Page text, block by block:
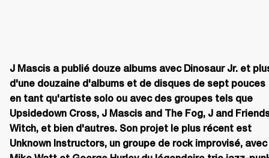
J Mascis a publié douze albums avec Dinosaur Jr. et
d'une douzaine d'albums et de disques de sept pouces
en tant qu'artiste solo ou avec des groupes tels que
Upsidedown Cross, J Mascis and The Fog, J and
Witch, et bien d'autres. Son projet le plus récent est
Unknown Instructors, un groupe de rock improvisé, avec